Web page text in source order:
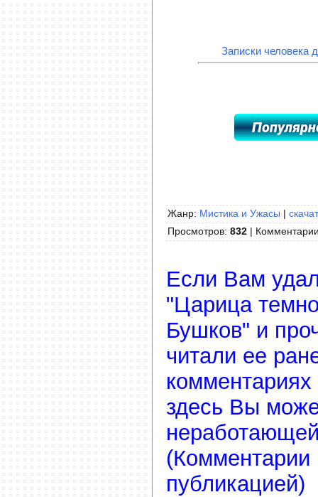
Записки человека
Жанр: Мистика и Ужасы |
Просмотров: 832 |
Если Вам
"Царица
Бушков" и
читали ее
здесь Вы
(Комментарии
публикацией)